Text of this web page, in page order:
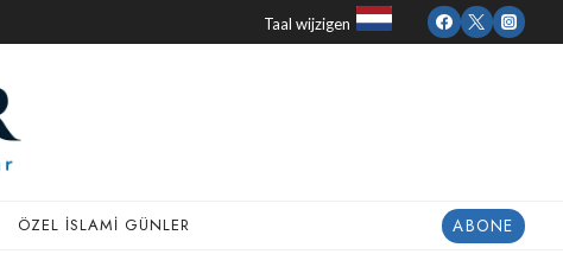
Taal wijzigen
ÖZEL İSLAMI GÜNLER ABONE